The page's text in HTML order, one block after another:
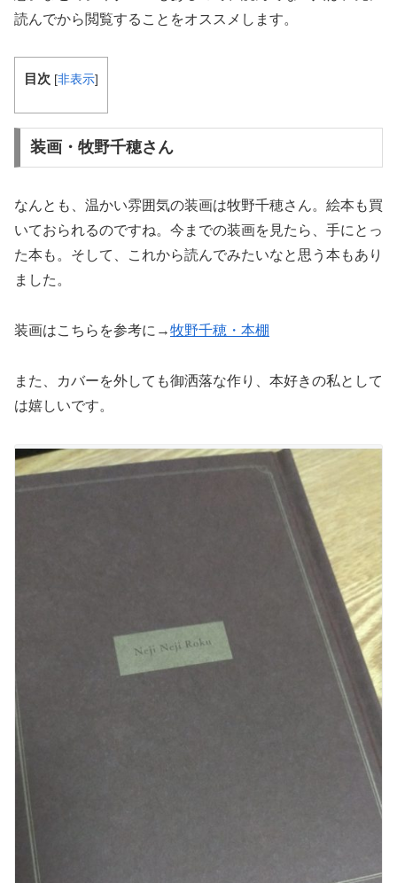
読んでから閲覧することをオススメします。
目次 [非表示]
装画・牧野千穂さん
なんとも、温かい雰囲気の装画は牧野千穂さん。絵本も買
いておられるのですね。今までの装画を見たら、手にとっ
た本も。そして、これから読んでみたいなと思う本もあり
ました。
装画はこちらを参考に→牧野千穂・本棚
また、カバーを外しても御洒落な作り、本好きの私として
は嬉しいです。